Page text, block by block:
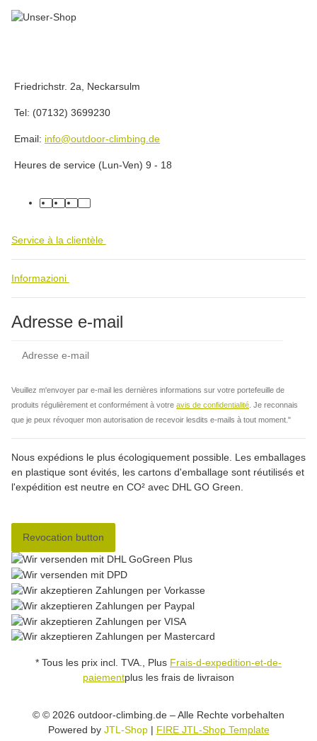
Friedrichstr. 2a, Neckarsulm
Tel: (07132) 3699230
Email: info@outdoor-climbing.de
Heures de service (Lun-Ven) 9 - 18
facebook
youtube
instagram
tiktok
Service à la clientèle
Informazioni
Adresse e-mail
Veuillez m'envoyer par e-mail les dernières informations sur votre portefeuille de
produits régulièrement et conformément à votre avis de confidentialité . Je reconnais
que je peux révoquer mon autorisation de recevoir lesdits e-mails à tout moment."
Nous expédions le plus écologiquement possible. Les emballages
en plastique sont évités, les cartons d'emballage sont réutilisés et
l'expédition est neutre en CO² avec DHL GO Green.
Revocation button
* Tous les prix incl. TVA., Plus Frais-d-expedition-et-de-
paiementplus les frais de livraison
© © 2026 outdoor-climbing.de – Alle Rechte vorbehalten
Powered by JTL-Shop | FIRE JTL-Shop Template